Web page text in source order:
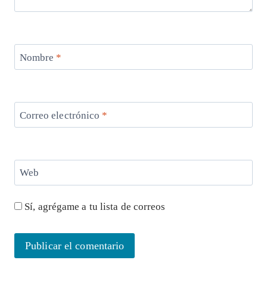
Nombre *
Correo electrónico *
Web
Sí, agrégame a tu lista de correos